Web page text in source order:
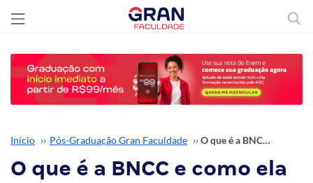
Início ›› Pós-Graduação Gran Faculdade ›› O que é a BNCC e como ela impacta o currículo escolar?
O que é a BNCC e como ela